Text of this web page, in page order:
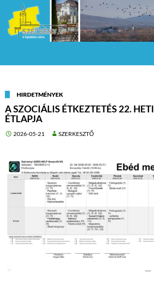
HIRDETMÉNYEK
A SZOCIÁLIS ÉTKEZTETÉS 22. HETI
ÉTLAPJA
2026-05-21 SZERKESZTŐ